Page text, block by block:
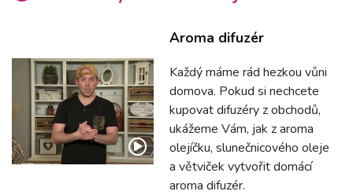
Aroma difuzér
Každý máme rád hezkou vůni
domova. Pokud si nechcete
kupovat difuzéry z obchodů,
ukážeme Vám, jak z aroma
olejíčku, slunečnicového oleje
a větviček vytvořit domácí
aroma difuzér.